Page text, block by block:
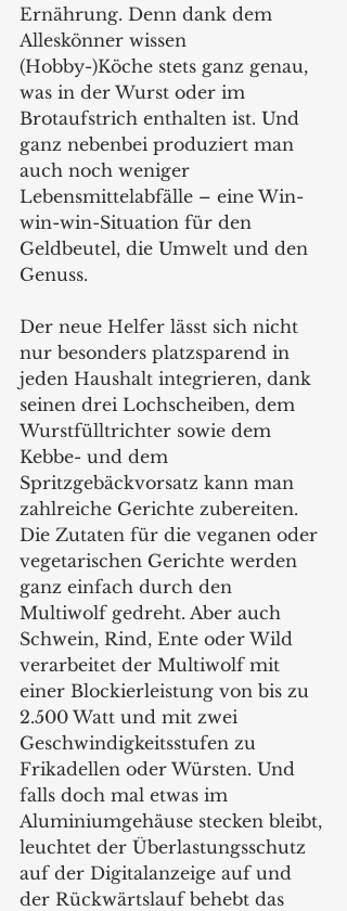
Ernährung. Denn dank dem
Alleskönner wissen
(Hobby-)Köche stets ganz genau,
was in der Wurst oder im
Brotaufstrich enthalten ist. Und
ganz nebenbei produziert man
auch noch weniger
Lebensmittelabfälle – eine Win-
win-win-Situation für den
Geldbeutel, die Umwelt und den
Genuss.
Der neue Helfer lässt sich nicht
nur besonders platzsparend in
jeden Haushalt integrieren, dank
seinen drei Lochscheiben, dem
Wurstfülltrichter sowie dem
Kebbe- und dem
Spritzgebäckvorsatz kann man
zahlreiche Gerichte zubereiten.
Die Zutaten für die veganen oder
vegetarischen Gerichte werden
ganz einfach durch den
Multiwolf gedreht. Aber auch
Schwein, Rind, Ente oder Wild
verarbeitet der Multiwolf mit
einer Blockierleistung von bis zu
2.500 Watt und mit zwei
Geschwindigkeitsstufen zu
Frikadellen oder Würsten. Und
falls doch mal etwas im
Aluminiumgehäuse stecken bleibt,
leuchtet der Überlastungsschutz
auf der Digitalanzeige auf und
der Rückwärtslauf behebt das